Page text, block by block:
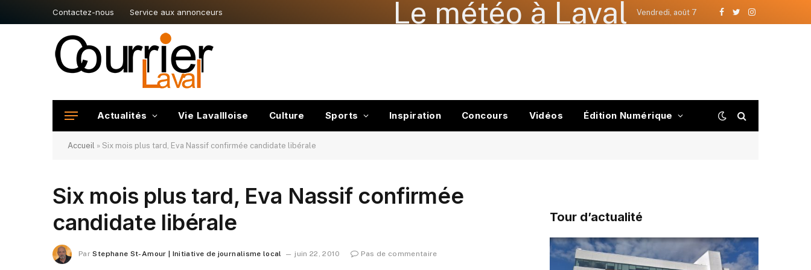
Contactez-nous Service aux annonceurs Le météo à Laval Vendredi, août 7
Facebook
TwitterInstagram
Actualités Vie Lavallloise Culture Sports Inspiration Concours Vidéos Édition Numérique
Accueil » Six mois plus tard, Eva Nassif confirmée candidate libérale
Six mois plus tard, Eva Nassif confirmée
candidate libérale
Par Stephane St-Amour | Initiative de journalisme local juin 22, 2010 Pas de commentaire
Tour d’actualité